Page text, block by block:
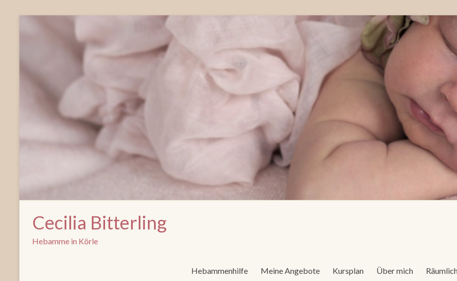
Cecilia Bitterling
Hebamme in Körle
Hebammenhilfe Meine Angebote Kursplan Über mich